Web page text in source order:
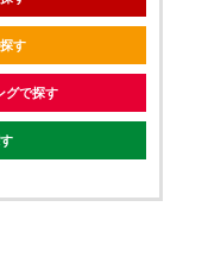
す
グで探す